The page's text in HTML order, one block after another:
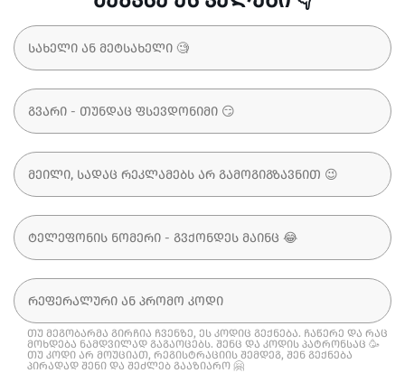
თუ მეგობარმა გირჩია ჩვენზე, ეს კოდიც გექნება. ჩაწერე და რაც
მოხდება ნამდვილად გაგაოცებს. შენც და კოდის პატრონსაც 🥳
თუ კოდი არ მოუციათ, რეგისტრაციის შემდეგ, შენ გექნება
პირადად შენი და შეძლებ გააზიარო 🤗